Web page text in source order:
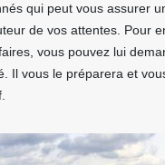
qui peut vous assurer
de vos attentes. Pour
vous pouvez lui
Il vous le préparera et